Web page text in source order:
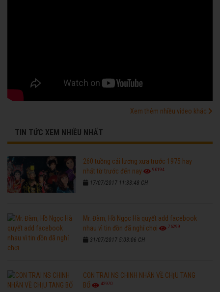
Xem thêm nhiều video khác
TIN TỨC XEM NHIỀU NHẤT
260 tuồng cải lương xưa trước 1975 hay
nhất từ trước đến nay
96194
17/07/2017 11:33:48 CH
Mr. Đàm, Hồ Ngọc Hà quyết add facebook
nhau vì tin đồn đã nghỉ chơi
76299
31/07/2017 5:03:06 CH
CON TRAI NS CHINH NHẪN VỀ CHỊU TANG
BỐ
42970